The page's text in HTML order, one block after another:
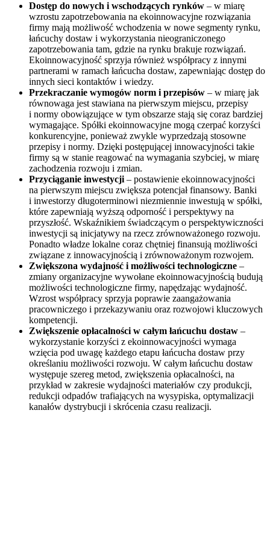
Dostęp do nowych i wschodzących rynków – w miarę
wzrostu zapotrzebowania na ekoinnowacyjne rozwiązania
firmy mają możliwość wchodzenia w nowe segmenty rynku,
łańcuchy dostaw i wykorzystania nieograniczonego
zapotrzebowania tam, gdzie na rynku brakuje rozwiązań.
Ekoinnowacyjność sprzyja również współpracy z innymi
partnerami w ramach łańcucha dostaw, zapewniając dostęp do
innych sieci kontaktów i wiedzy.
Przekraczanie wymogów norm i przepisów – w miarę jak
równowaga jest stawiana na pierwszym miejscu, przepisy
i normy obowiązujące w tym obszarze stają się coraz bardziej
wymagające. Spółki ekoinnowacyjne mogą czerpać korzyści
konkurencyjne, ponieważ zwykle wyprzedzają stosowne
przepisy i normy. Dzięki postępującej innowacyjności takie
firmy są w stanie reagować na wymagania szybciej, w miarę
zachodzenia rozwoju i zmian.
Przyciąganie inwestycji – postawienie ekoinnowacyjności
na pierwszym miejscu zwiększa potencjał finansowy. Banki
i inwestorzy długoterminowi niezmiennie inwestują w spółki,
które zapewniają wyższą odporność i perspektywy na
przyszłość. Wskaźnikiem świadczącym o perspektywiczności
inwestycji są inicjatywy na rzecz zrównoważonego rozwoju.
Ponadto władze lokalne coraz chętniej finansują możliwości
związane z innowacyjnością i zrównoważonym rozwojem.
Zwiększona wydajność i możliwości technologiczne –
zmiany organizacyjne wywołane ekoinnowacyjnością budują
możliwości technologiczne firmy, napędzając wydajność.
Wzrost współpracy sprzyja poprawie zaangażowania
pracowniczego i przekazywaniu oraz rozwojowi kluczowych
kompetencji.
Zwiększenie opłacalności w całym łańcuchu dostaw –
wykorzystanie korzyści z ekoinnowacyjności wymaga
wzięcia pod uwagę każdego etapu łańcucha dostaw przy
określaniu możliwości rozwoju. W całym łańcuchu dostaw
występuje szereg metod, zwiększenia opłacalności, na
przykład w zakresie wydajności materiałów czy produkcji,
redukcji odpadów trafiających na wysypiska, optymalizacji
kanałów dystrybucji i skrócenia czasu realizacji.